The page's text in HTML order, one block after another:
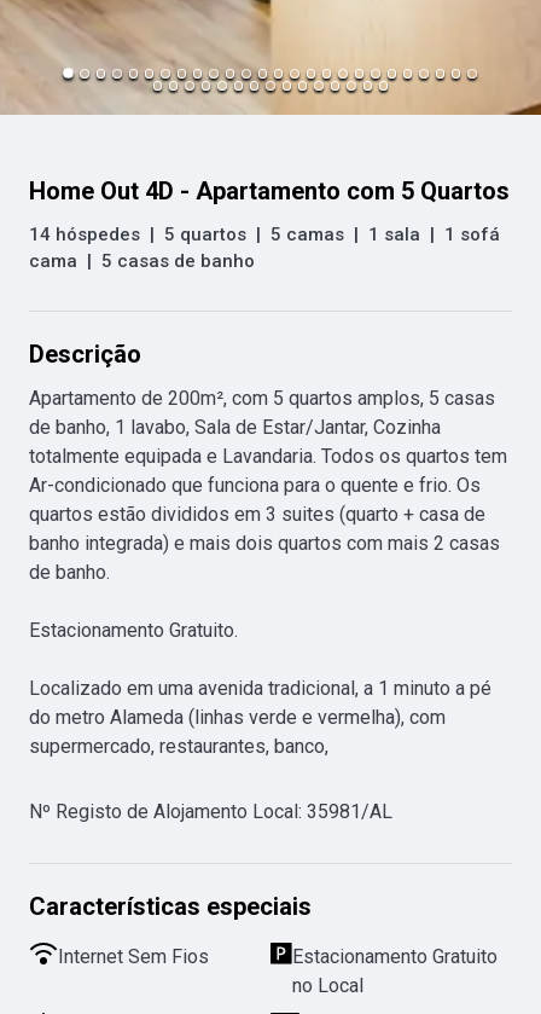
Home Out 4D - Apartamento com 5 Quartos
14 hóspedes | 5 quartos | 5 camas | 1 sala | 1 sofá
cama | 5 casas de banho
Descrição
Apartamento de 200m², com 5 quartos amplos, 5 casas
de banho, 1 lavabo, Sala de Estar/Jantar, Cozinha
totalmente equipada e Lavandaria. Todos os quartos tem
Ar-condicionado que funciona para o quente e frio. Os
quartos estão divididos em 3 suites (quarto + casa de
banho integrada) e mais dois quartos com mais 2 casas
de banho.
Estacionamento Gratuito.
Localizado em uma avenida tradicional, a 1 minuto a pé
do metro Alameda (linhas verde e vermelha), com
supermercado, restaurantes, banco,
Nº Registo de Alojamento Local: 35981/AL
Características especiais
Internet Sem Fios
Estacionamento Gratuito
no Local